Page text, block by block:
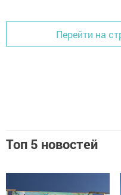
Перейти на
Топ 5 новостей